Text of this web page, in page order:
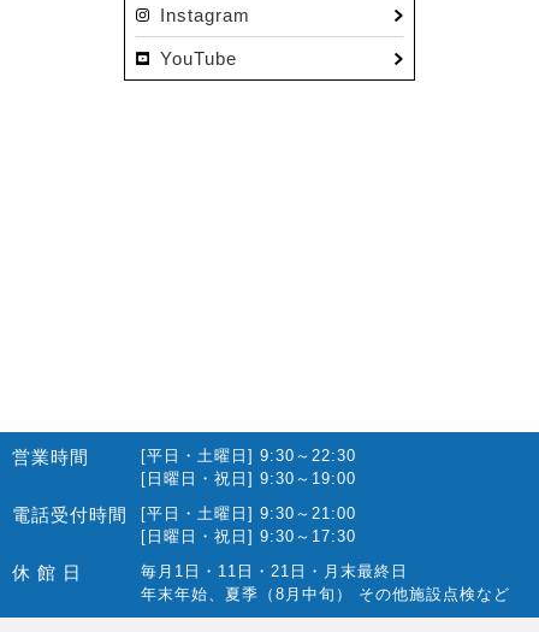
2022.11(16)
2022.01(10)
2021.12(12)
2021.10(22)
2021.09(10)
Instagram
YouTube
営業時間
[平日・土曜日] 9:30～22:30
[日曜日・祝日] 9:30～19:00
電話受付時間
[平日・土曜日] 9:30～21:00
[日曜日・祝日] 9:30～17:30
休 館 日
毎月1日・11日・21日・月末最終日
年末年始、夏季（8月中旬） その他施設点検など